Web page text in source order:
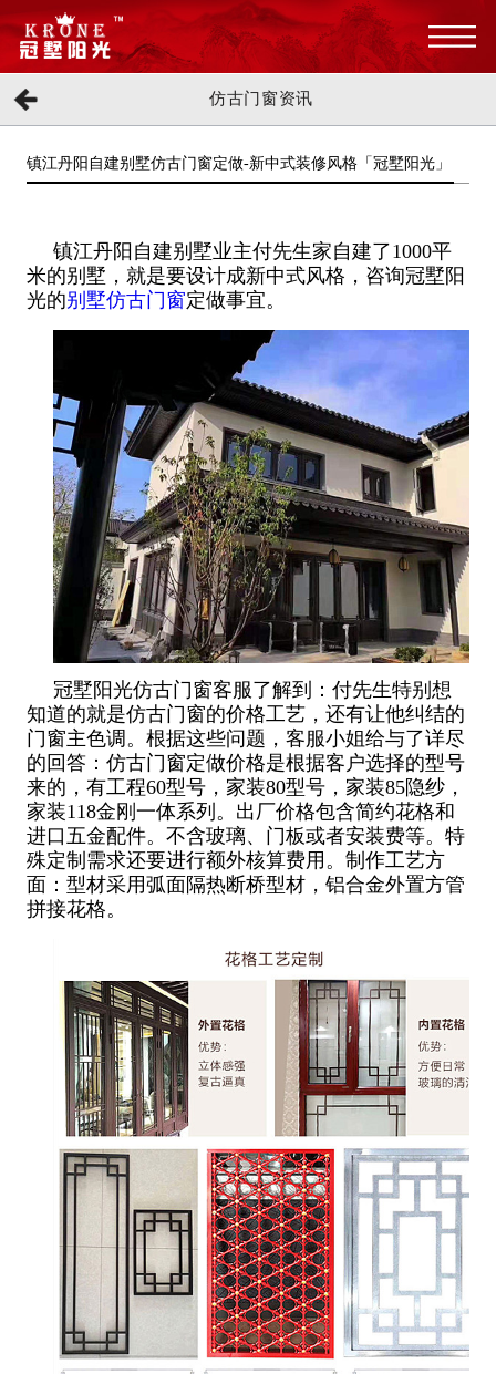
仿古门窗资讯
镇江丹阳自建别墅仿古门窗定做-新中式装修风格「冠墅阳光」
镇江丹阳自建别墅业主付先生家自建了1000平
米的别墅，就是要设计成新中式风格，咨询冠墅阳
光的别墅仿古门窗定做事宜。
冠墅阳光仿古门窗客服了解到：付先生特别想
知道的就是仿古门窗的价格工艺，还有让他纠结的
门窗主色调。根据这些问题，客服小姐给与了详尽
的回答：仿古门窗定做价格是根据客户选择的型号
来的，有工程60型号，家装80型号，家装85隐纱，
家装118金刚一体系列。出厂价格包含简约花格和
进口五金配件。不含玻璃、门板或者安装费等。特
殊定制需求还要进行额外核算费用。制作工艺方
面：型材采用弧面隔热断桥型材，铝合金外置方管
拼接花格。